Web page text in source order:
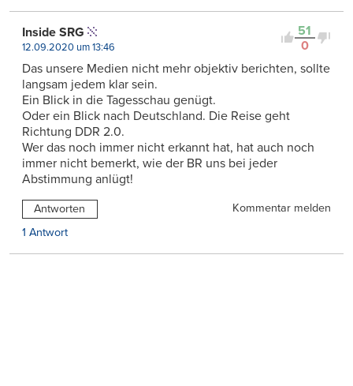
51
0
Inside SRG
12.09.2020 um 13:46
Das unsere Medien nicht mehr objektiv berichten, sollte
langsam jedem klar sein.
Ein Blick in die Tagesschau genügt.
Oder ein Blick nach Deutschland. Die Reise geht
Richtung DDR 2.0.
Wer das noch immer nicht erkannt hat, hat auch noch
immer nicht bemerkt, wie der BR uns bei jeder
Abstimmung anlügt!
Antworten
Kommentar melden
1 Antwort